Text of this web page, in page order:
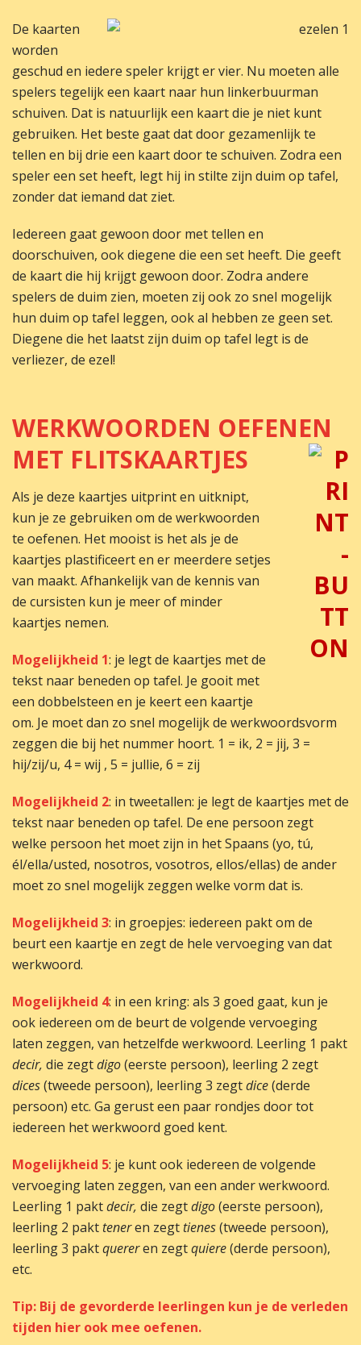
De kaarten
worden
geschud en iedere speler krijgt er vier. Nu moeten alle
spelers tegelijk een kaart naar hun linkerbuurman
schuiven. Dat is natuurlijk een kaart die je niet kunt
gebruiken. Het beste gaat dat door gezamenlijk te
tellen en bij drie een kaart door te schuiven. Zodra een
speler een set heeft, legt hij in stilte zijn duim op tafel,
zonder dat iemand dat ziet.
Iedereen gaat gewoon door met tellen en
doorschuiven, ook diegene die een set heeft. Die geeft
de kaart die hij krijgt gewoon door. Zodra andere
spelers de duim zien, moeten zij ook zo snel mogelijk
hun duim op tafel leggen, ook al hebben ze geen set.
Diegene die het laatst zijn duim op tafel legt is de
verliezer, de ezel!
WERKWOORDEN OEFENEN
MET FLITSKAARTJES
Als je deze kaartjes uitprint en uitknipt,
kun je ze gebruiken om de werkwoorden
te oefenen. Het mooist is het als je de
kaartjes plastificeert en er meerdere setjes
van maakt. Afhankelijk van de kennis van
de cursisten kun je meer of minder
kaartjes nemen.
Mogelijkheid 1: je legt de kaartjes met de
tekst naar beneden op tafel. Je gooit met
een dobbelsteen en je keert een kaartje
om. Je moet dan zo snel mogelijk de werkwoordsvorm
zeggen die bij het nummer hoort. 1 = ik, 2 = jij, 3 =
hij/zij/u, 4 = wij , 5 = jullie, 6 = zij
Mogelijkheid 2: in tweetallen: je legt de kaartjes met de
tekst naar beneden op tafel. De ene persoon zegt
welke persoon het moet zijn in het Spaans (yo, tú,
él/ella/usted, nosotros, vosotros, ellos/ellas) de ander
moet zo snel mogelijk zeggen welke vorm dat is.
Mogelijkheid 3: in groepjes: iedereen pakt om de
beurt een kaartje en zegt de hele vervoeging van dat
werkwoord.
Mogelijkheid 4: in een kring: als 3 goed gaat, kun je
ook iedereen om de beurt de volgende vervoeging
laten zeggen, van hetzelfde werkwoord. Leerling 1 pakt
decir, die zegtdigo(eerste persoon), leerling 2 zegt
dices(tweede persoon), leerling 3 zegtdice(derde
persoon) etc. Ga gerust een paar rondjes door tot
iedereen het werkwoord goed kent.
Mogelijkheid 5: je kunt ook iedereen de volgende
vervoeging laten zeggen, van een ander werkwoord.
Leerling 1 paktdecir, die zegtdigo(eerste persoon),
leerling 2 pakt teneren zegt tienes(tweede persoon),
leerling 3 paktquereren zegtquiere(derde persoon),
etc.
Tip: Bij de gevorderde leerlingen kun je de verleden
tijden hier ook mee oefenen.